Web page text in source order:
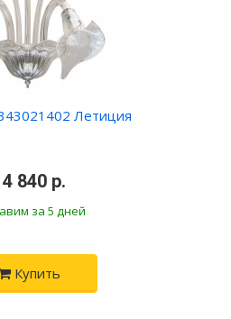
Летиция
840 р.
за 5 дней
Купить